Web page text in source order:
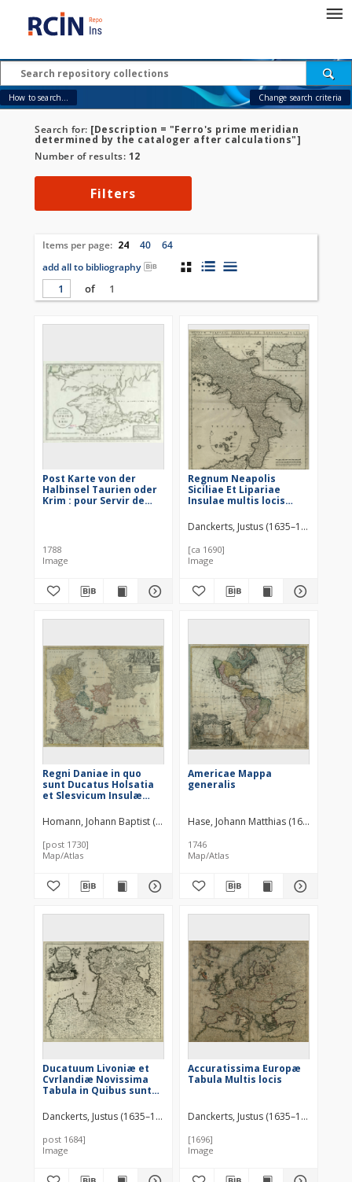
How to search... Change search criteria
Search for: [Description = "Ferro's prime meridian
determined by the cataloger after calculations"]
Number of results: 12
Filters
Items per page: 24 40
64
add all to bibliography
of
1
Post Karte von der
Halbinsel Taurien oder
Krim : pour Servir de
Théatre de la Guerre de
1787 entre la Rußie et
les Turcs
1788
Image
Regnum Neapolis
Siciliae Et Lipariae
Insulae multis locis
Descriptio
Danckerts, Justus (1635–1701)
[ca 1690]
Image
Regni Daniae in quo
sunt Ducatus Holsatia
et Slesvicum Insulæ
Scania Blekingia etc.
Nova Tabula
Homann, Johann Baptist (1664–1724) Hübner, Johann (1668–1731)
[post 1730]
Map/Atlas
Americae Mappa
generalis
Hase, Johann Matthias (1684–1742)
1746
Map/Atlas
Ducatuum Livoniæ et
Cvrlandiæ Novissima
Tabula in Quibus sunt
Minores Provinciæ
Danckerts, Justus (1635–1701)
post 1684]
Image
Accuratissima Europæ
Tabula Multis locis
Danckerts, Justus (1635–1701)
[1696]
Image